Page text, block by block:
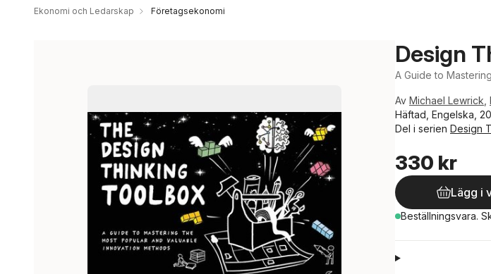
Ekonomi och Ledarskap Företagsekonomi
Design
A Guide to
Av Michael Lewrick
Häftad, Engelska,
Del i serien Design
330 kr
Lägg i
Beställningsvara.